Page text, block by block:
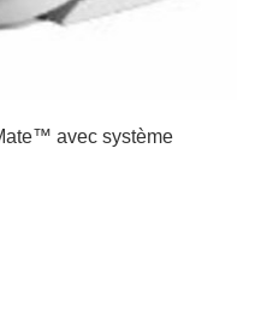
avec système